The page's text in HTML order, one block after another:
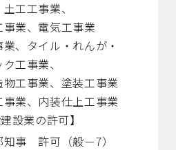
工工事業、
業、 電気工事業
、 タイル・れんが・
工事業、
工事業、 塗装工事業
業、 内装仕上工事業
建設業の許可】
知事許可（般－7）